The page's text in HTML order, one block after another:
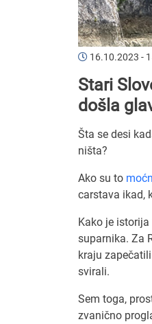
16.10.2023 -
Stari
došla
Šta se desi
ništa?
Ako su to
carstava ikad,
Kako je
suparnika. Za
kraju
svirali.
Sem toga,
zvanično